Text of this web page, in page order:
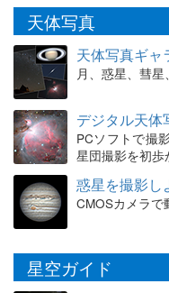
天体写真
天体写真ギャ
月、惑星、彗
デジタル天体
PCソフトで撮
星団撮影を初歩
惑星を撮影し
CMOSカメラで
星空ガイド